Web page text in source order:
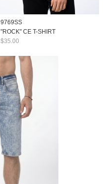
9769SS
"ROCK" CE T-SHIRT
$35.00